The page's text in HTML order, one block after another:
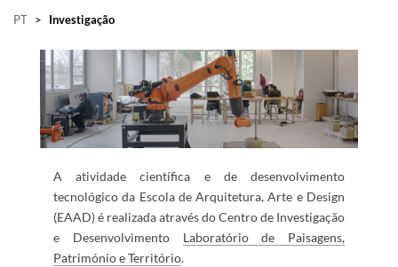
PT > Investigação
A atividade científica e de desenvolvimento
tecnológico da Escola de Arquitetura, Arte e Design
(EAAD) é realizada através do Centro de Investigação
e Desenvolvimento ​ Laboratór​io de Paisagens,
Património e Território.